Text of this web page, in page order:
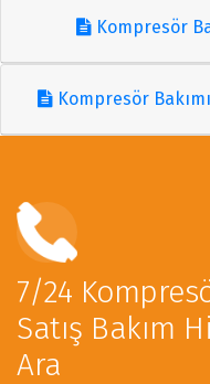
Kompresör
Kompresör
7/24
Satış Bakım
Ara